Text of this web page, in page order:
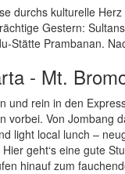
durchs kulturelle
Gestern:
Stätte Prambanan.
- Mt.
und rein in den
vorbei. Von Jombang
light local lunch –
geht‘s eine gute
hinauf zum